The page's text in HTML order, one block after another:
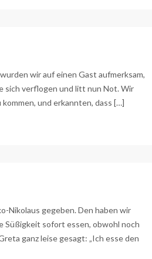
wir auf einen Gast aufmerksam,
sich verflogen und litt nun Not. Wir
und erkannten, dass […]
Nikolaus gegeben. Den haben wir
Süßigkeit sofort essen, obwohl noch
ganz leise gesagt: „Ich esse den